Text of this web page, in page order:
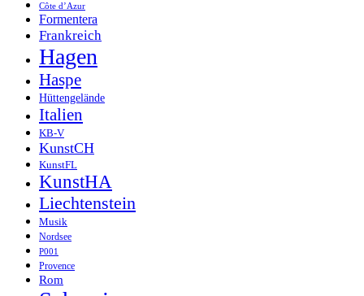
Côte d’Azur
Formentera
Frankreich
Hagen
Haspe
Hüttengelände
Italien
KB-V
KunstCH
KunstFL
KunstHA
Liechtenstein
Musik
Nordsee
P001
Provence
Rom